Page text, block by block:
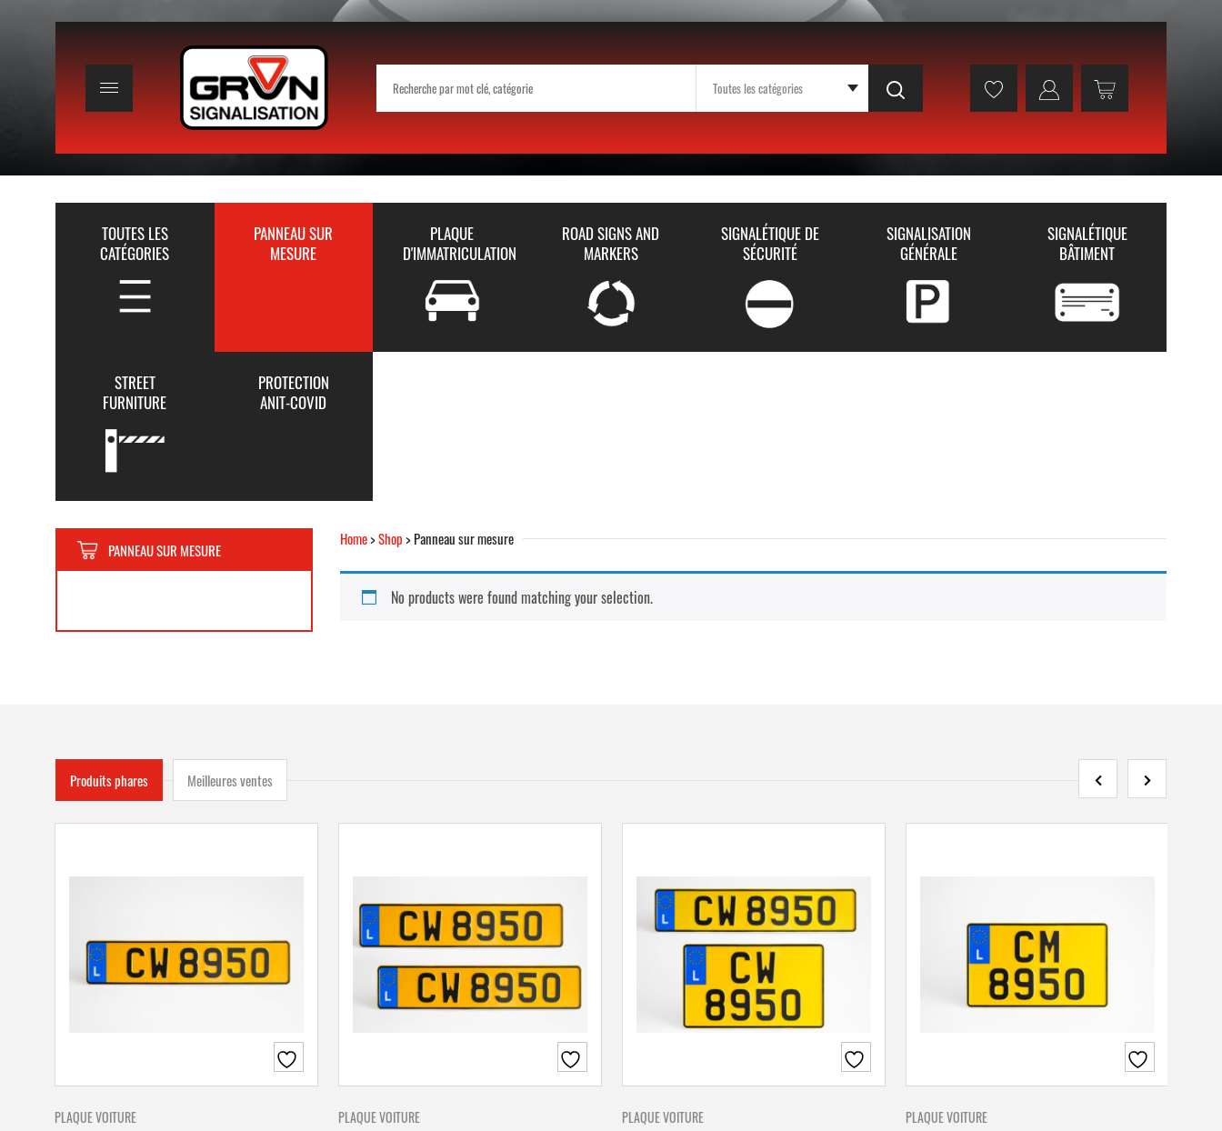
TOUTES LES
CATÉGORIES
PANNEAU SUR
MESURE
PLAQUE
D'IMMATRICULATION
ROAD SIGNS AND
MARKERS
SIGNALÉTIQUE DE
SÉCURITÉ
SIGNALISATION
GÉNÉRALE
SIGNALÉTIQUE
BÂTIMENT
STREET
FURNITURE
PROTECTION
ANIT-COVID
PANNEAU SUR MESURE
Home>Shop> Panneau sur mesure
No products were found matching your selection.
Produits phares Meilleures ventes
PLAQUE VOITURE PLAQUE VOITURE PLAQUE VOITURE PLAQUE VOITURE